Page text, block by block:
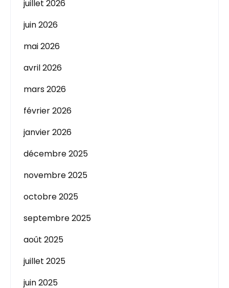
juillet 2026
juin 2026
mai 2026
avril 2026
mars 2026
février 2026
janvier 2026
décembre 2025
novembre 2025
octobre 2025
septembre 2025
août 2025
juillet 2025
juin 2025